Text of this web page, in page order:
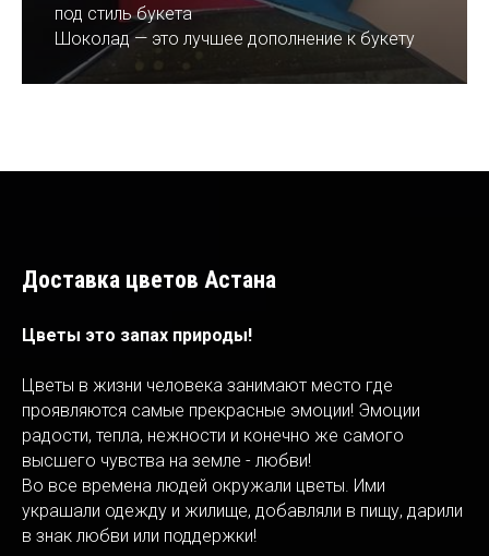
под стиль букета
Шоколад — это лучшее дополнение к букету
Доставка цветов Астана
Цветы это запах природы!
Цветы в жизни человека занимают место где
проявляются самые прекрасные эмоции! Эмоции
радости, тепла, нежности и конечно же самого
высшего чувства на земле - любви!
Во все времена людей окружали цветы. Ими
украшали одежду и жилище, добавляли в пищу, дарили
в знак любви или поддержки!